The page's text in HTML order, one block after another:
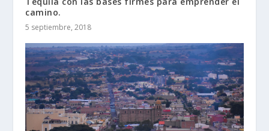
camino.
5 septiembre, 2018